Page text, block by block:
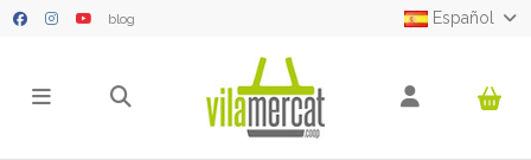
blog Español